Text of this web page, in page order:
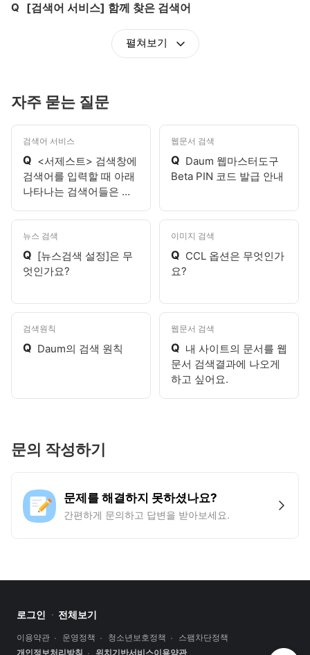
Q [검색어 서비스] 함께 찾은 검색어
펼쳐보기
자주 묻는 질문
검색어 서비스
Q <서제스트> 검색창에
검색어를 입력할 때 아래
나타나는 검색어들은 무
웹문서 검색
Q Daum 웹마스터도구
Beta PIN 코드 발급 안내
뉴스 검색
Q [뉴스검색 설정]은 무
엇인가요?
이미지 검색
Q CCL 옵션은 무엇인가
요?
검색원칙
Q Daum의 검색 원칙
웹문서 검색
Q 내 사이트의 문서를 웹
문서 검색결과에 나오게
하고 싶어요.
문의 작성하기
문제를 해결하지 못하셨나요?
간편하게 문의하고 답변을 받아보세요.
로그인 전체보기
이용약관 운영정책 청소년보호정책
스팸차단정책
개인정보처리방침
위치기반서비스이용약관